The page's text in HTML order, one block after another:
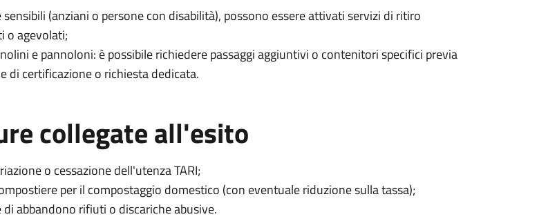
sensibili (anziani o persone con disabilità), possono essere attivati servizi di ritiro
o agevolati;
e pannoloni: è possibile richiedere passaggi aggiuntivi o contenitori specifici previa
di certificazione o richiesta dedicata.
collegate all'esito
o cessazione dell'utenza TARI;
per il compostaggio domestico (con eventuale riduzione sulla tassa);
di abbandono rifiuti o discariche abusive.